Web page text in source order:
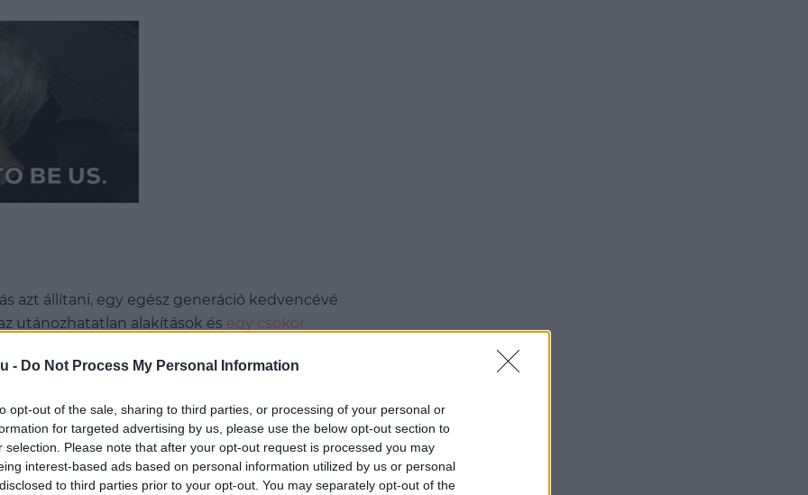
- Do Not Process My Personal Information
opt-out of the sale, sharing to third parties, or processing of your personal or
for targeted advertising by us, please use the below opt-out section to
selection. Please note that after your opt-out request is processed you may
interest-based ads based on personal information utilized by us or personal
to third parties prior to your opt-out. You may separately opt-out of the
azt állítani, egy egész generáció kedvencévé
utánozhatatlan alakítások és egy csokor
te is elgondolkodtál már azon, hogyan
dal formájába öntve vagy szívesen
azúr, hanem égszínkék ronda pulcsit’’a